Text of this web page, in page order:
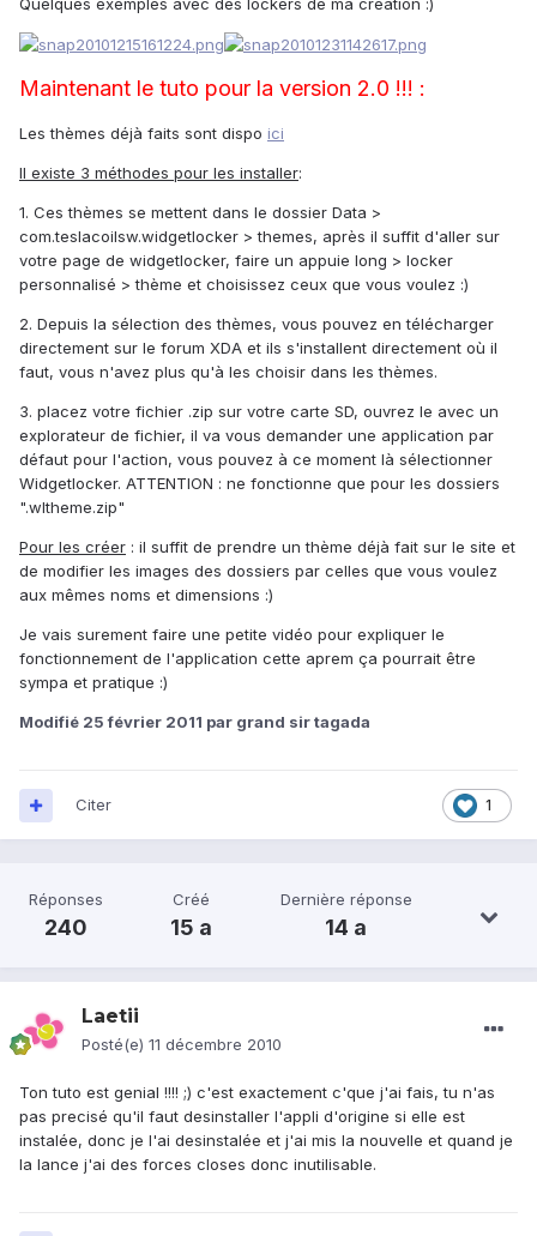
Maintenant le tuto pour la version 2.0 !!! :
Les thèmes déjà faits sont dispo ici
Il existe 3 méthodes pour les installer:
1. Ces thèmes se mettent dans le dossier Data >
com.teslacoilsw.widgetlocker > themes, après il suffit d'aller sur
votre page de widgetlocker, faire un appuie long > locker
personnalisé > thème et choisissez ceux que vous voulez :)
2. Depuis la sélection des thèmes, vous pouvez en télécharger
directement sur le forum XDA et ils s'installent directement où il
faut, vous n'avez plus qu'à les choisir dans les thèmes.
3. placez votre fichier .zip sur votre carte SD, ouvrez le avec un
explorateur de fichier, il va vous demander une application par
défaut pour l'action, vous pouvez à ce moment là sélectionner
Widgetlocker. ATTENTION : ne fonctionne que pour les dossiers
".wltheme.zip"
Pour les créer : il suffit de prendre un thème déjà fait sur le site et
de modifier les images des dossiers par celles que vous voulez
aux mêmes noms et dimensions :)
Je vais surement faire une petite vidéo pour expliquer le
fonctionnement de l'application cette aprem ça pourrait être
sympa et pratique :)
Modifié 25 février 2011 par grand sir tagada
1
Citer
Réponses
240
Créé
15 a
Dernière réponse
14 a
Laetii
Posté(e) 11 décembre 2010
Ton tuto est genial !!!! ;) c'est exactement c'que j'ai fais, tu n'as
pas precisé qu'il faut desinstaller l'appli d'origine si elle est
instalée, donc je l'ai desinstalée et j'ai mis la nouvelle et quand je
la lance j'ai des forces closes donc inutilisable.